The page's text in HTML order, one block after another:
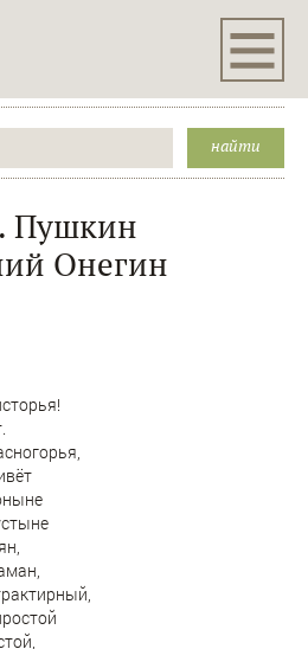
Пушкин
Онегин